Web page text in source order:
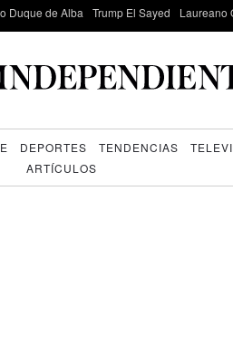
Duque de Alba Trump El Sayed Laureano
DEPORTES TENDENCIAS
ARTÍCULOS